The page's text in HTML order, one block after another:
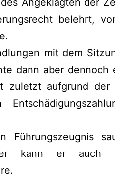
Angeklagten der
belehrt,
mit dem
dann aber dennoch
zuletzt aufgrund der
Führungszeugnis
kann er auch